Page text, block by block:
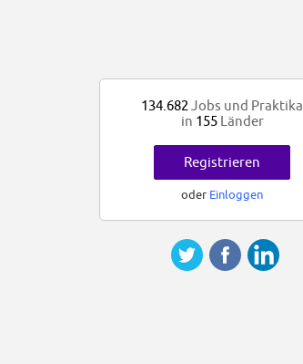
134.682 Jobs und Praktika
in 155Länder
Registrieren
oder Einloggen